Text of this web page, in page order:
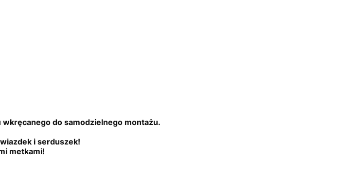
do samodzielnego montażu.
i serduszek!
metkami!